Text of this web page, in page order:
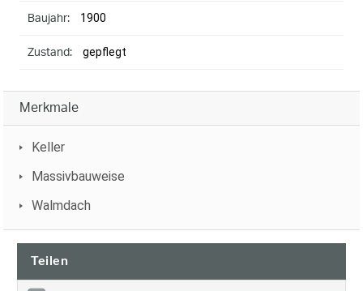
Baujahr: 1900
Zustand: gepflegt
Merkmale
Keller
Massivbauweise
Walmdach
Teilen